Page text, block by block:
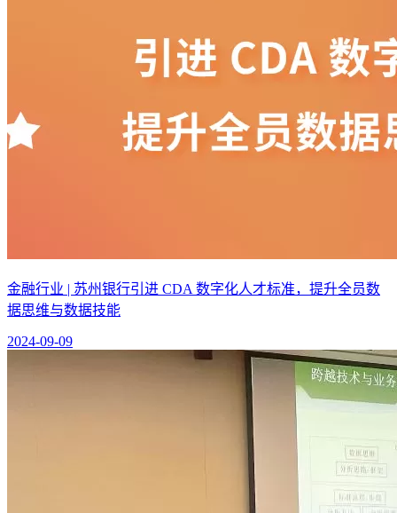
金融行业 | 苏州银行引进 CDA 数字化人才标准，提升全员数
据思维与数据技能
2024-09-09